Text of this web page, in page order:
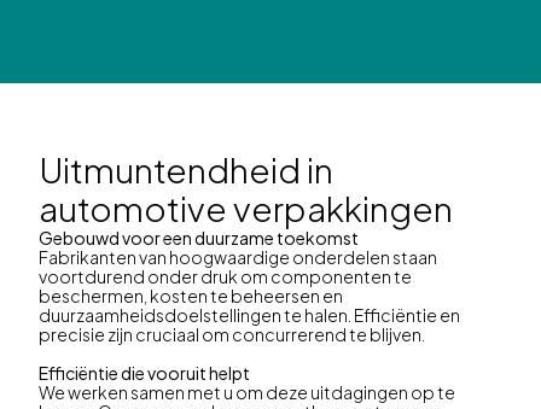
Uitmuntendheid in
automotive verpakkingen
Gebouwd voor een duurzame toekomst
Fabrikanten van hoogwaardige onderdelen staan
voortdurend onder druk om componenten te
beschermen, kosten te beheersen en
duurzaamheidsdoelstellingen te halen. Efficiëntie en
precisie zijn cruciaal om concurrerend te blijven.
Efficiëntie die vooruit helpt
We werken samen met u om deze uitdagingen op te